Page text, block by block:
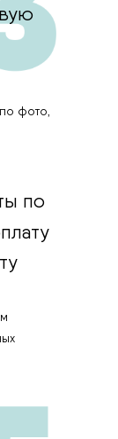
фото,
по